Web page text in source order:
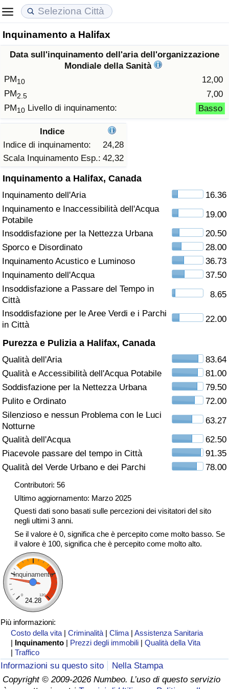
Inquinamento a Halifax
Data sull'inquinamento dell'aria dell'organizzazione
Mondiale della Sanità
PM10
12,00
PM2.5
7,00
PM10 Livello di inquinamento: Basso
Indice
Indice di inquinamento:
24,28
Scala Inquinamento Esp.: 42,32
Inquinamento a Halifax, Canada
Inquinamento dell'Aria
16.36
Inquinamento e Inaccessibilità dell'Acqua
Potabile
19.00
Insoddisfazione per la Nettezza Urbana
20.50
Sporco e Disordinato
28.00
Inquinamento Acustico e Luminoso
36.73
Inquinamento dell'Acqua
37.50
Insoddisfazione a Passare del Tempo in
Città
8.65
Insoddisfazione per le Aree Verdi e i Parchi
in Città
22.00
Purezza e Pulizia a Halifax, Canada
Qualità dell'Aria
83.64
Qualità e Accessibilità dell'Acqua Potabile
81.00
Soddisfazione per la Nettezza Urbana
79.50
Pulito e Ordinato
72.00
Silenzioso e nessun Problema con le Luci
Notturne
63.27
Qualità dell'Acqua
62.50
Piacevole passare del tempo in Città
91.35
Qualità del Verde Urbano e dei Parchi
78.00
Contributori: 56
Ultimo aggiornamento: Marzo 2025
Questi dati sono basati sulle percezioni dei visitatori del sito
negli ultimi 3 anni.
Se il valore è 0, significa che è percepito come molto basso. Se
il valore è 100, significa che è percepito come molto alto.
Inquinamento
0 120
24.28
Più informazioni:
Costo della vita |Criminalità |Clima |Assistenza Sanitaria
| Inquinamento | Prezzi degli immobili |Qualità della Vita
|Traffico
Informazioni su questo sito
Nella Stampa
Copyright © 2009-2026 Numbeo. L’uso di questo servizio
Costo della vita
Indice Del Costo Della Vita (corrente)
Indice Del Costo Della Vita
ad Aqaba
Prezzi degli immobili
Indice del Prezzo delle Case (Corrente)
Indice del Prezzo delle Case
Qualità della Vita
Indice della Qualità della Vita
Indice della Qualità della Vita (Corrente)
Criminalità
Indice del Tasso di Criminalità (Corrente)
Indice della Criminalità
Indice di criminalità per paese
Assistenza Sanitaria
Indice dell’Assistenza Sanitaria (Corrente)
Indice dell’Assistenza Sanitaria
Indice dell’Assistenza Sanitaria per
Nazione
Inquinamento
Indice dell’Inquinamento (Corrente)
Indice di inquinamento
Indice dell’Inquinamento per Nazione
Traffico
Indice del Traffico
Indice del traffico (Corrente)
Indice del traffico per Nazione